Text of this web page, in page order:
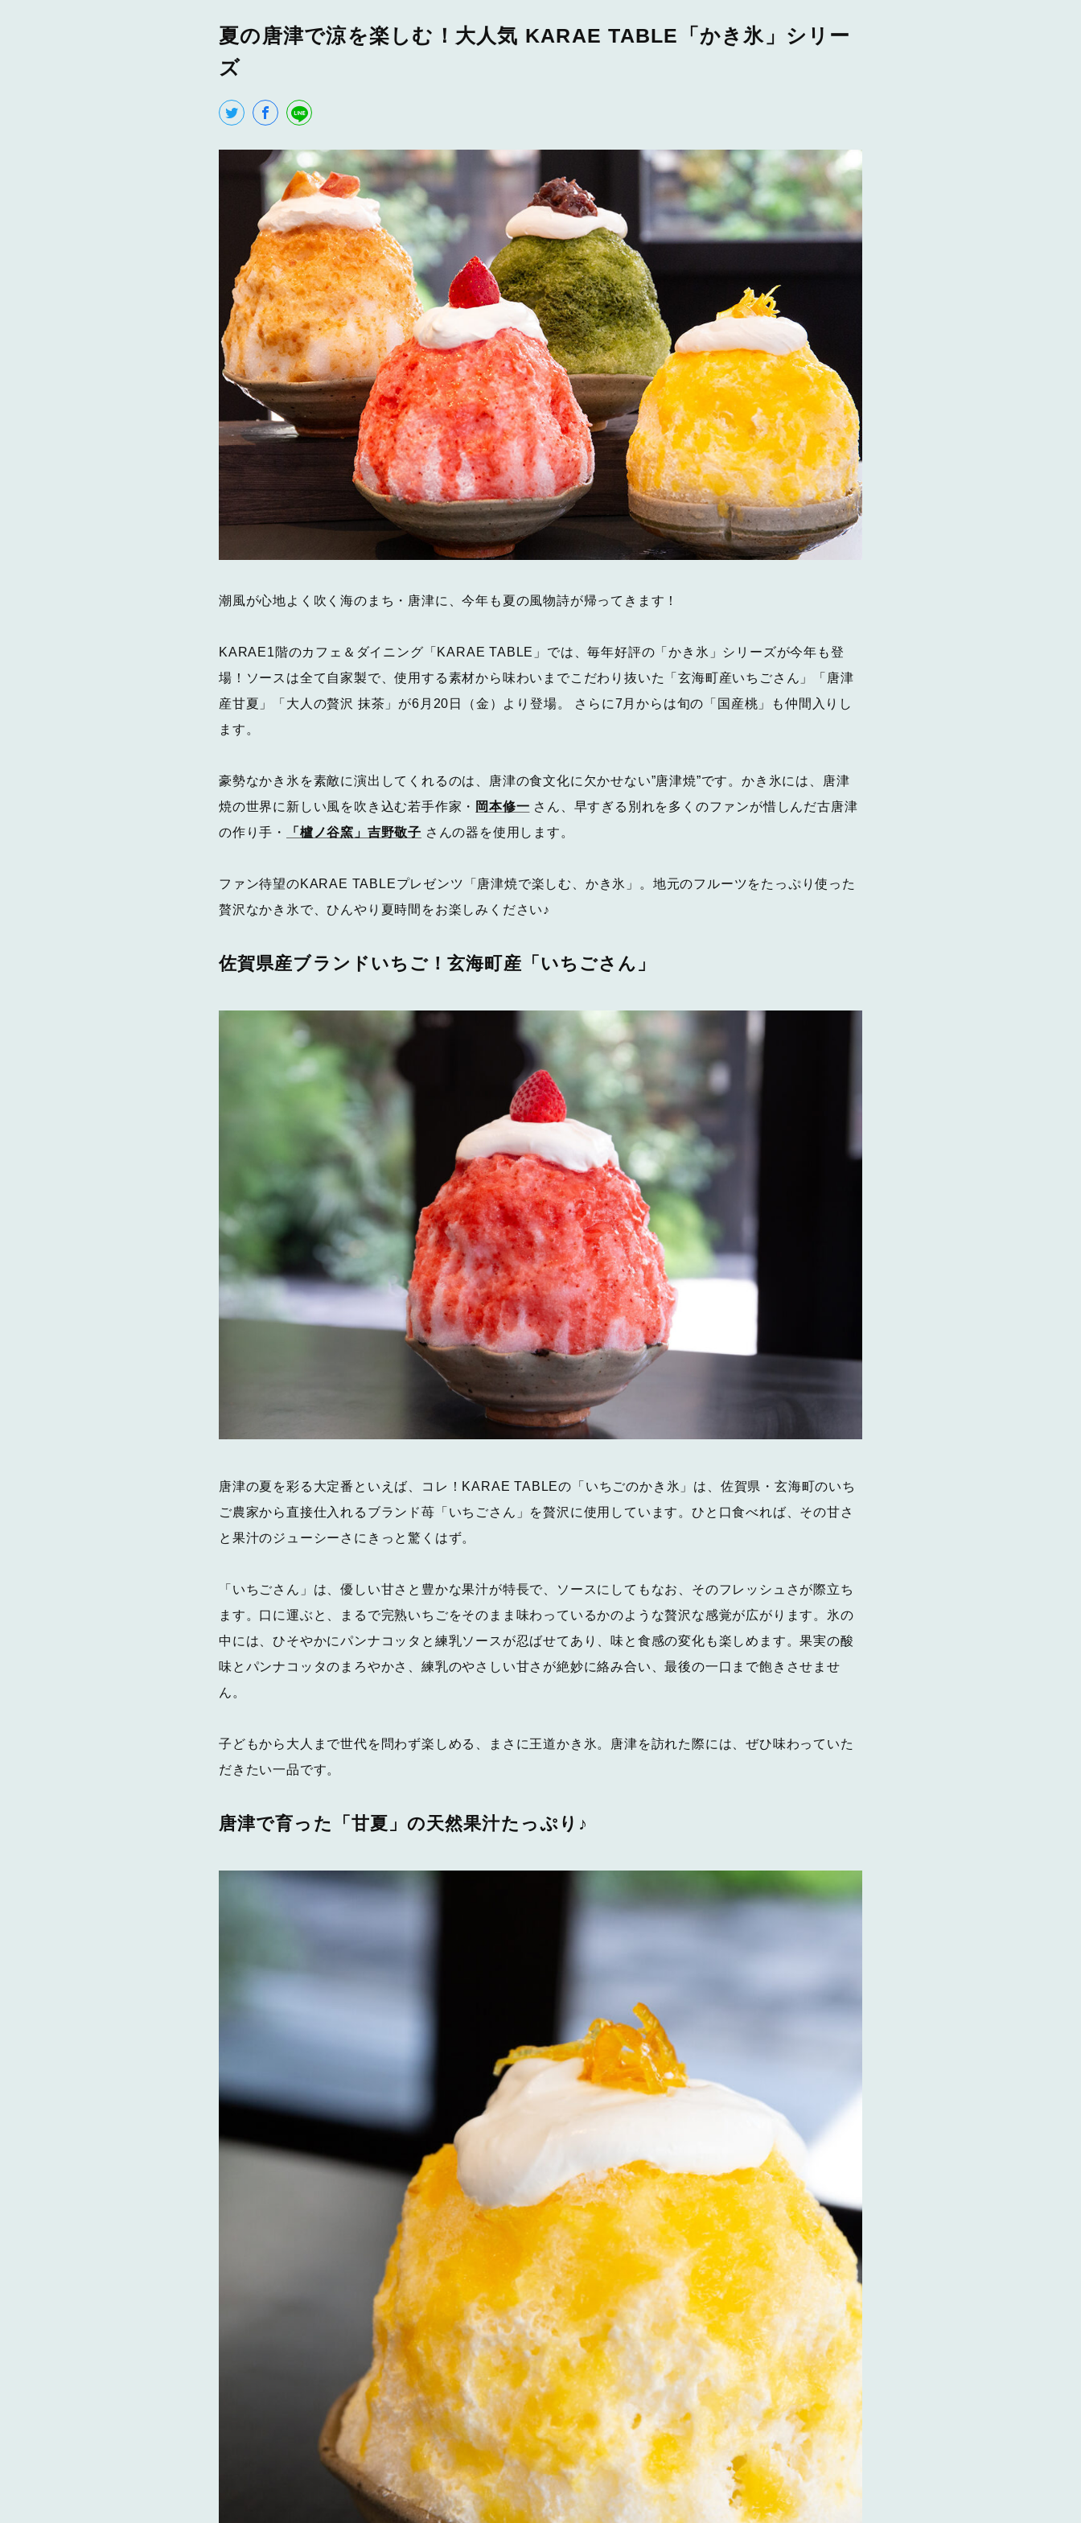
夏の唐津で涼を楽しむ！大人気 KARAE TABLE「かき氷」シリー
ズ
潮風が心地よく吹く海のまち・唐津に、今年も夏の風物詩が帰ってきます！
KARAE1階のカフェ＆ダイニング「KARAE TABLE」では、毎年好評の「かき氷」シリーズが今年も登
場！ソースは全て自家製で、使用する素材から味わいまでこだわり抜いた「玄海町産いちごさん」「唐津
産甘夏」「大人の贅沢 抹茶」が6月20日（金）より登場。 さらに7月からは旬の「国産桃」も仲間入りし
ます。
豪勢なかき氷を素敵に演出してくれるのは、唐津の食文化に欠かせない”唐津焼”です。かき氷には、唐津
焼の世界に新しい風を吹き込む若手作家・ 岡本修一 さん、早すぎる別れを多くのファンが惜しんだ古唐津
の作り手・
「櫨ノ谷窯」吉野敬子 さんの器を使用します。
ファン待望のKARAE TABLEプレゼンツ「唐津焼で楽しむ、かき氷」。地元のフルーツをたっぷり使った
贅沢なかき氷で、ひんやり夏時間をお楽しみください♪
佐賀県産ブランドいちご！玄海町産「いちごさん」
唐津の夏を彩る大定番といえば、コレ！KARAE TABLEの「いちごのかき氷」は、佐賀県・玄海町のいち
ご農家から直接仕入れるブランド苺「いちごさん」を贅沢に使用しています。ひと口食べれば、その甘さ
と果汁のジューシーさにきっと驚くはず。
「いちごさん」は、優しい甘さと豊かな果汁が特長で、ソースにしてもなお、そのフレッシュさが際立ち
ます。口に運ぶと、まるで完熟いちごをそのまま味わっているかのような贅沢な感覚が広がります。氷の
中には、ひそやかにパンナコッタと練乳ソースが忍ばせてあり、味と食感の変化も楽しめます。果実の酸
味とパンナコッタのまろやかさ、練乳のやさしい甘さが絶妙に絡み合い、最後の一口まで飽きさせませ
ん。
子どもから大人まで世代を問わず楽しめる、まさに王道かき氷。唐津を訪れた際には、ぜひ味わっていた
だきたい一品です。
唐津で育った「甘夏」の天然果汁たっぷり♪